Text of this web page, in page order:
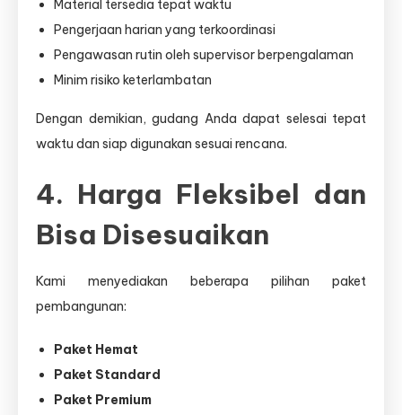
Material tersedia tepat waktu
Pengerjaan harian yang terkoordinasi
Pengawasan rutin oleh supervisor berpengalaman
Minim risiko keterlambatan
Dengan demikian, gudang Anda dapat selesai tepat
waktu dan siap digunakan sesuai rencana.
4. Harga Fleksibel dan
Bisa Disesuaikan
Kami menyediakan beberapa pilihan paket
pembangunan:
Paket Hemat
Paket Standard
Paket Premium